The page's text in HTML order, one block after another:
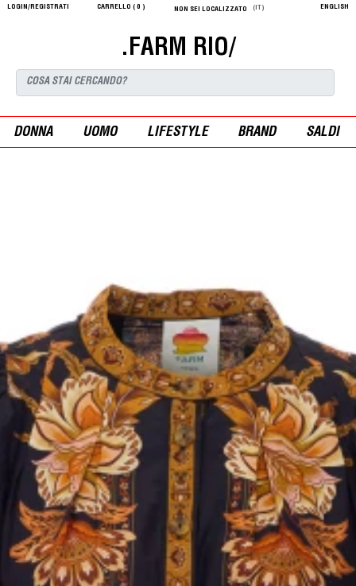
LOGIN/REGISTRATI CARRELLO ( 0 ) NON SEI LOCALIZZATO (IT) ENGLISH
.FARM RIO/
DONNA UOMO LIFESTYLE BRAND SALDI